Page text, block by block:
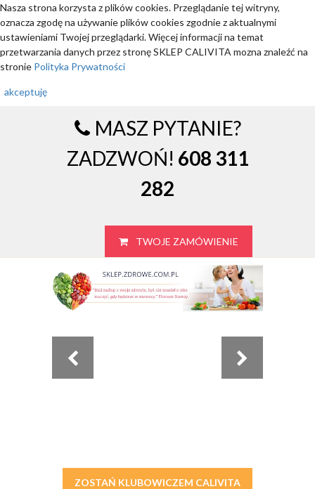
Nasza strona korzysta z plików cookies. Przeglądanie tej witryny,
oznacza zgodę na używanie plików cookies zgodnie z aktualnymi
ustawieniami Twojej przeglądarki. Więcej informacji na temat
przetwarzania danych przez stronę SKLEP CALIVITA mozna znaleźć na
stronie Polityka Prywatności
akceptuję
MASZ PYTANIE?
ZADZWOŃ! 608 311
282
TWOJE ZAMÓWIENIE
ZOSTAŃ KLUBOWICZEM CALIVITA